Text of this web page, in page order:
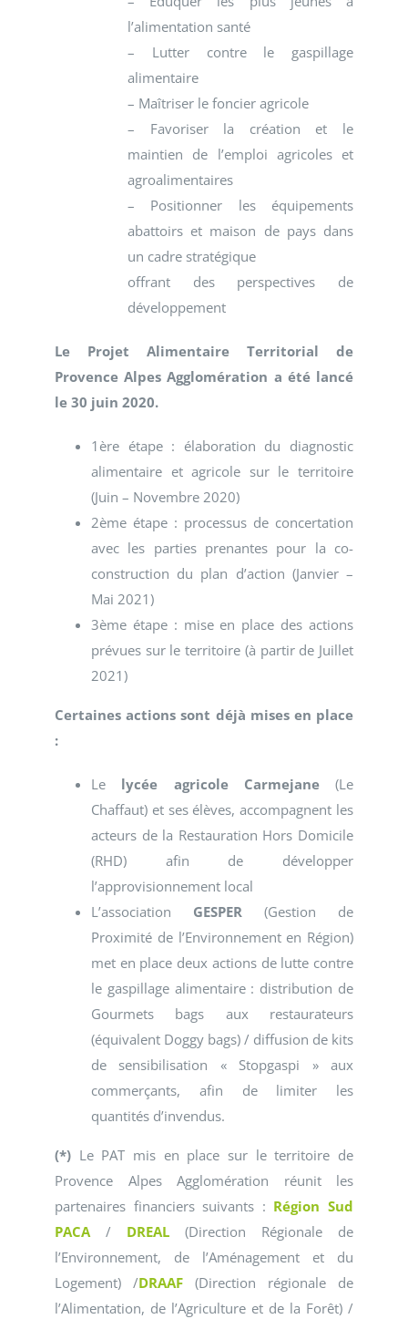
l’alimentation santé
– Lutter contre le gaspillage
alimentaire
– Maîtriser le foncier agricole
– Favoriser la création et le
maintien de l’emploi agricoles et
agroalimentaires
– Positionner les équipements
abattoirs et maison de pays dans
un cadre stratégique
offrant des perspectives de
développement
Le Projet Alimentaire Territorial de
Provence Alpes Agglomération a été lancé
le 30 juin 2020.
1ère étape : élaboration du diagnostic
alimentaire et agricole sur le territoire
(Juin – Novembre 2020)
2ème étape : processus de concertation
avec les parties prenantes pour la co-
construction du plan d’action (Janvier –
Mai 2021)
3ème étape : mise en place des actions
prévues sur le territoire (à partir de Juillet
2021)
Certaines actions sont déjà mises en place
:
Le lycée agricole Carmejane(Le
Chaffaut) et ses élèves, accompagnent les
acteurs de la Restauration Hors Domicile
(RHD) afin de développer
l’approvisionnement local
L’association GESPER (Gestion de
Proximité de l’Environnement en Région)
met en place deux actions de lutte contre
le gaspillage alimentaire : distribution de
Gourmets bags aux restaurateurs
(équivalent Doggy bags) / diffusion de kits
de sensibilisation « Stopgaspi » aux
commerçants, afin de limiter les
quantités d’invendus.
(*) Le PAT mis en place sur le territoire de
Provence Alpes Agglomération réunit les
partenaires financiers suivants : Région Sud
PACA/ DREAL (Direction Régionale de
l’Environnement, de l’Aménagement et du
Logement) /DRAAF (Direction régionale de
l’Alimentation, de l’Agriculture et de la Forêt) /